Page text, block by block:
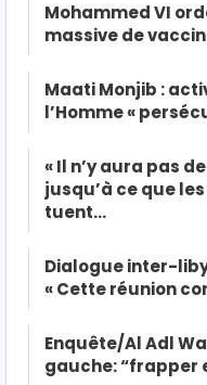
Mohammed VI
massive de
Maati Monjib :
l’Homme «
« Il n’y aura pas
jusqu’à ce que
tuent…
Dialogue inter-
« Cette réunion
Enquête/Al Adl
gauche: “frapper